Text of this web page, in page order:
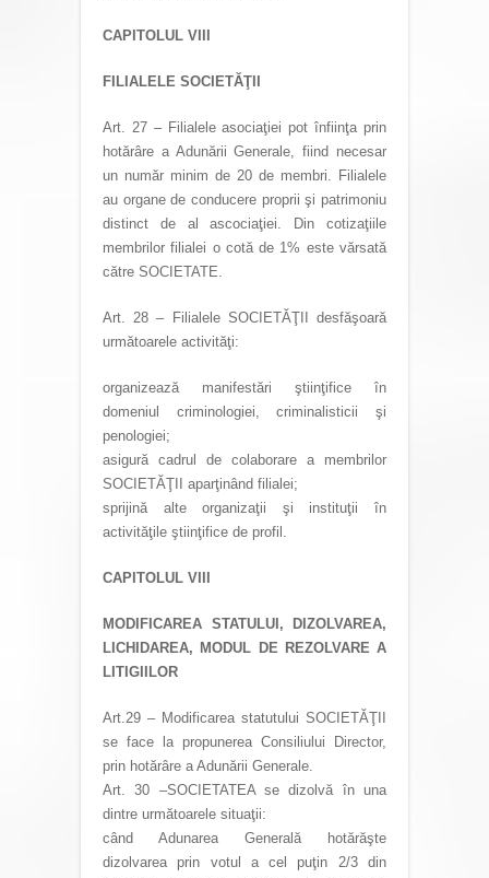
CAPITOLUL VIII
FILIALELE SOCIETĂŢII
Art. 27 – Filialele asociaţiei pot înfiinţa prin
hotărâre a Adunării Generale, fiind necesar
un număr minim de 20 de membri. Filialele
au organe de conducere proprii şi patrimoniu
distinct de al ascociaţiei. Din cotizaţiile
membrilor filialei o cotă de 1% este vărsată
către SOCIETATE.
Art. 28 – Filialele SOCIETĂŢII desfăşoară
următoarele activităţi:
organizează manifestări ştiinţifice în
domeniul criminologiei, criminalisticii şi
penologiei;
asigură cadrul de colaborare a membrilor
SOCIETĂŢII aparţinând filialei;
sprijină alte organizaţii şi instituţii în
activităţile ştiinţifice de profil.
CAPITOLUL VIII
MODIFICAREA STATULUI, DIZOLVAREA,
LICHIDAREA, MODUL DE REZOLVARE A
LITIGIILOR
Art.29 – Modificarea statutului SOCIETĂŢII
se face la propunerea Consiliului Director,
prin hotărâre a Adunării Generale.
Art. 30 –SOCIETATEA se dizolvă în una
dintre următoarele situaţii:
când Adunarea Generală hotărăşte
dizolvarea prin votul a cel puţin 2/3 din